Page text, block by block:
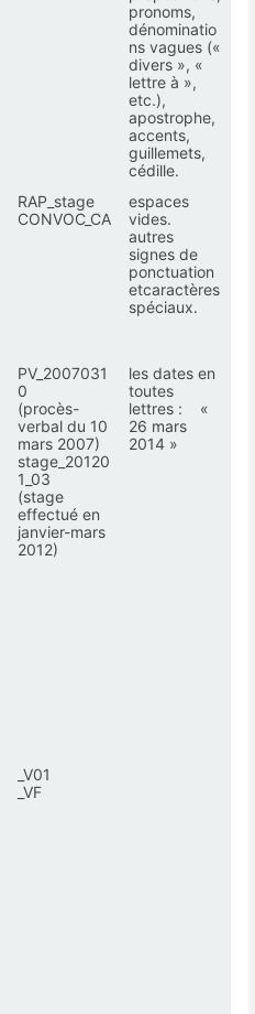
pronoms,
dénominatio
ns vagues («
divers », «
lettre à »,
etc.),
apostrophe,
accents,
guillemets,
cédille.
RAP_stage
CONVOC_CA
espaces
vides.
autres
signes de
ponctuation
etcaractères
spéciaux.
PV_2007031
0
(procès-
verbal du 10
mars 2007)
stage_20120
1_03
(stage
effectué en
janvier-mars
2012)
les dates en
toutes
lettres : «
26 mars
2014 »
_V01
_VF